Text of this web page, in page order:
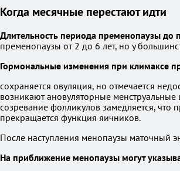
Когда месячные перестают идти
Длительность периода пременопаузы
пременопаузы от 2 до 6 лет, но у
Гормональные изменения при климаксе
сохраняется овуляция, но отмечается
возникают ановуляторные менструальные
созревание фолликулов замедляется, что
прекращается функция яичников.
После наступления менопаузы маточный
На приближение менопаузы могут